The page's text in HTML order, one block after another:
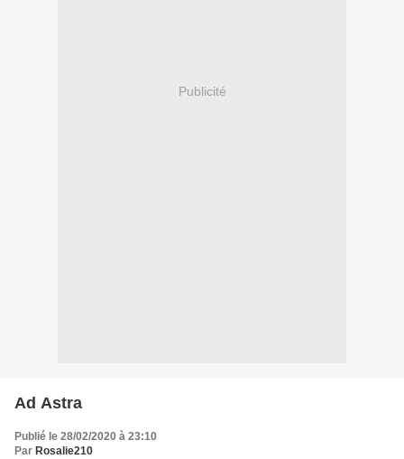
Publicité
Ad Astra
Publié le 28/02/2020 à 23:10
Par Rosalie210